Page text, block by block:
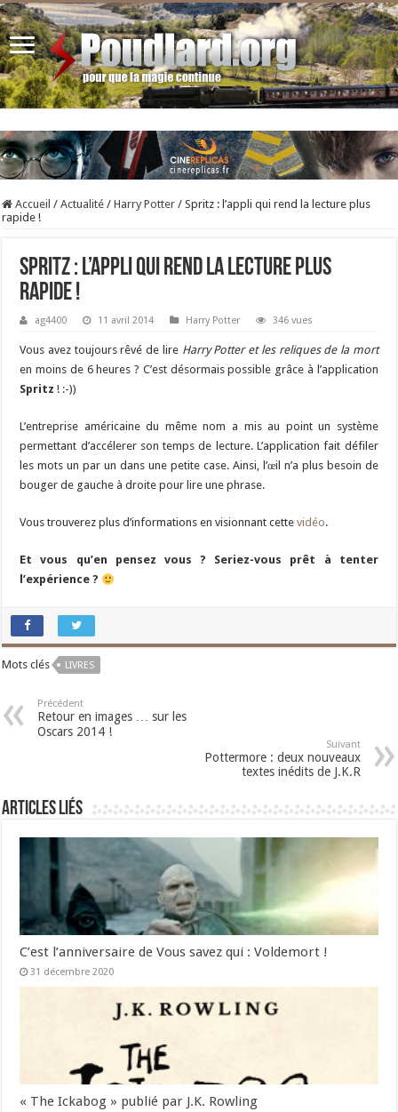
Accueil / Actualité / Harry Potter / Spritz : l’appli qui rend la lecture plus
rapide !
Spritz : l’appli qui rend la lecture plus
rapide !
ag4400 11 avril 2014 Harry Potter 346 vues
Vous avez toujours rêvé de lire Harry Potter et les reliques de la mort
en moins de 6 heures ? C’est désormais possible grâce à l’application
Spritz ! :-))
L’entreprise américaine du même nom a mis au point un système
permettant d’accélerer son temps de lecture. L’application fait défiler
les mots un par un dans une petite case. Ainsi, l’œil n’a plus besoin de
bouger de gauche à droite pour lire une phrase.
Vous trouverez plus d’informations en visionnant cettevidéo.
Et vous qu’en pensez vous ? Seriez-vous prêt à tenter
l’expérience ?
Mots clés LIVRES
Précédent
Retour en images … sur les
Oscars 2014 !
Suivant
Pottermore : deux nouveaux
textes inédits de J.K.R
Articles liés
C’est l’anniversaire de Vous savez qui : Voldemort !
31 décembre 2020
« The Ickabog » publié par J.K. Rowling